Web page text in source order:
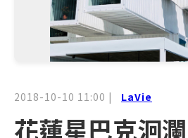
2018-10-10 11:00 | LaVie
花蓮星巴克洄